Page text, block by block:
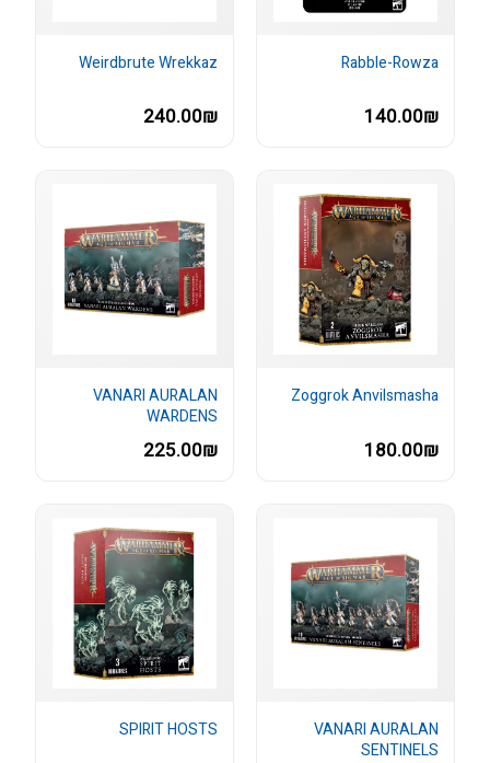
Rabble-Rowza
140.00₪
Weirdbrute Wrekkaz
240.00₪
Zoggrok Anvilsmasha
180.00₪
VANARI AURALAN
WARDENS
225.00₪
VANARI AURALAN
SENTINELS
SPIRIT HOSTS